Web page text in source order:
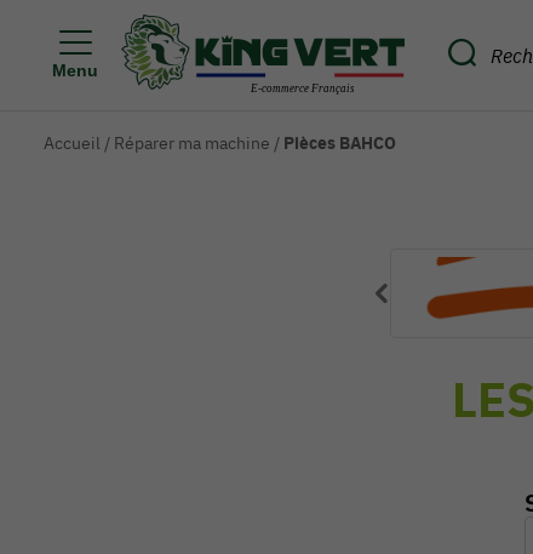
Menu
Accueil / Réparer ma machine / Pièces BAHCO